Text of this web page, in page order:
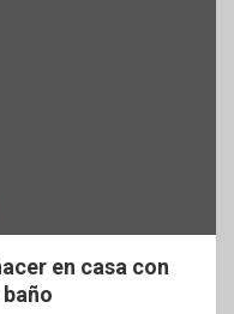
en casa con